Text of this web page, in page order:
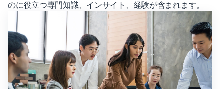
のに役立つ専門知識、インサイト、経験が含まれます。